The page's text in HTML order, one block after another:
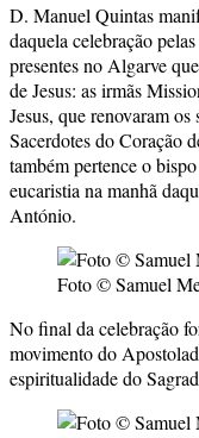
D. Manuel Quintas
daquela celebração
presentes no Algarve
de Jesus: as irmãs
Jesus, que renovaram
Sacerdotes do Coração
também pertence o
eucaristia na manhã
António.
Foto © Samuel
No final da celebração
movimento do
espiritualidade do